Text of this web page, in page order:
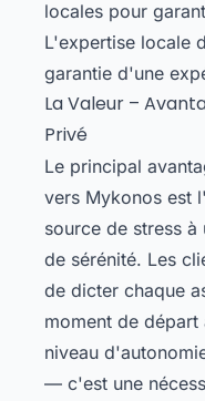
locales pour
L'expertise locale
garantie d'une
La Valeur –
Privé
Le principal
vers Mykonos est
source de stress
de sérénité. Les
de dicter chaque
moment de
niveau
— c'est une